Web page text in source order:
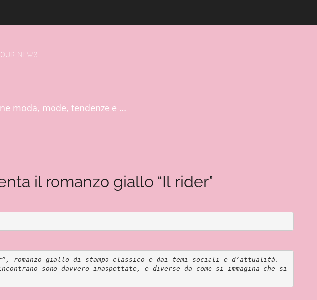
NEWS
moda, mode, tendenze e …
il romanzo giallo “Il rider”
romanzo giallo di stampo classico e dai temi sociali e d’attualità.
sono davvero inaspettate, e diverse da come si immagina che si